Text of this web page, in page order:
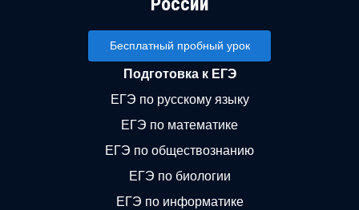
Бесплатный пробный урок
Подготовка к ЕГЭ
ЕГЭ по русскому языку
ЕГЭ по математике
ЕГЭ по обществознанию
ЕГЭ по биологии
ЕГЭ по информатике